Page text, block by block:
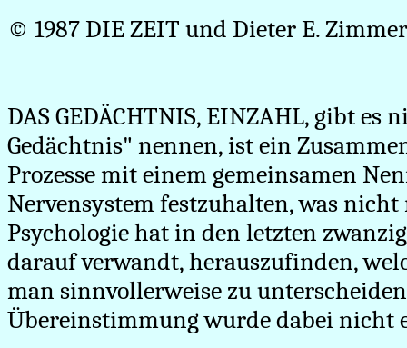
© 1987 DIE ZEIT und Dieter E. Zimmer
DAS GEDÄCHTNIS, EINZAHL, gibt es
Gedächtnis" nennen, ist ein
Prozesse mit einem gemeinsamen
Nervensystem festzuhalten, was
Psychologie hat in den letzten
darauf verwandt, herauszufinden,
man sinnvollerweise zu
Übereinstimmung wurde dabei nicht